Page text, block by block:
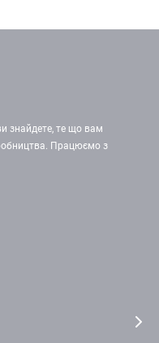
знайдете, те що вам
Працюємо з